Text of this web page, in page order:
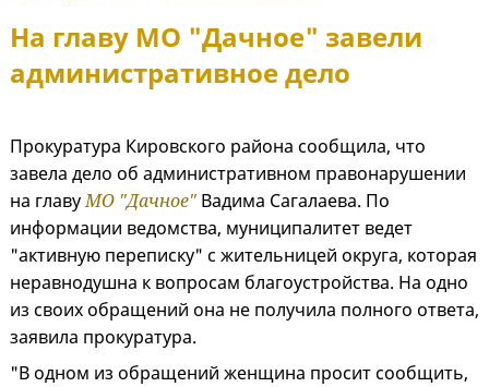
На главу МО "Дачное" завели
административное дело
Прокуратура Кировского района сообщила, что
завела дело об административном правонарушении
на главуМО "Дачное" Вадима Сагалаева. По
информации ведомства, муниципалитет ведет
"активную переписку" с жительницей округа, которая
неравнодушна к вопросам благоустройства. На одно
из своих обращений она не получила полного ответа,
заявила прокуратура.
"В одном из обращений женщина просит сообщить,